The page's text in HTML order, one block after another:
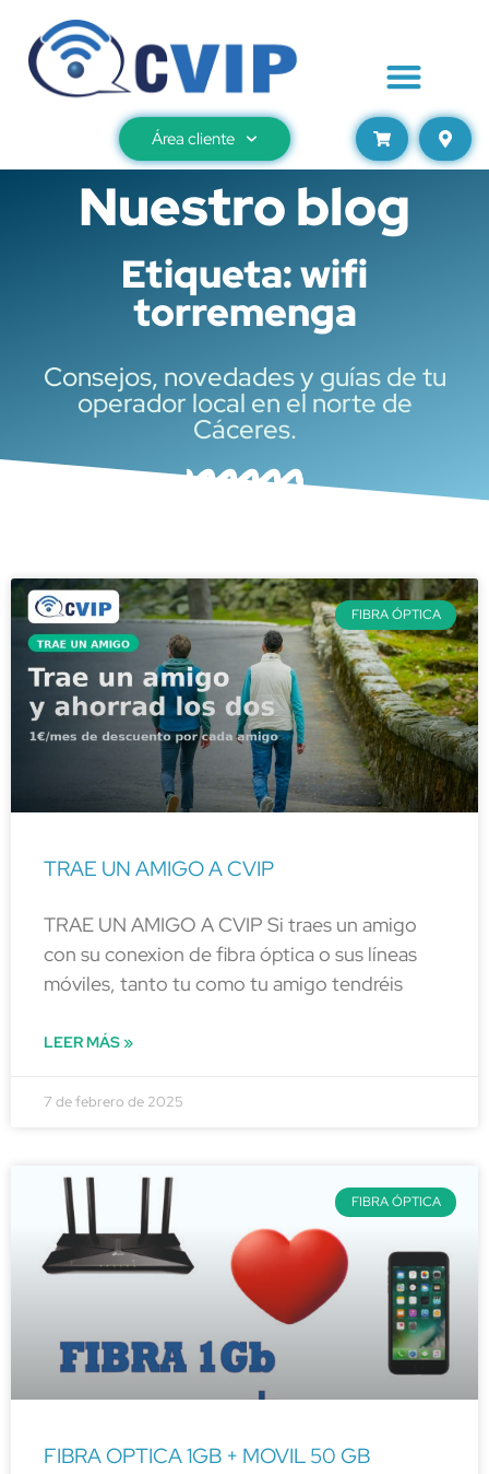
Área cliente
Nuestro blog
Etiqueta: wifi
torremenga
Consejos, novedades y guías de tu
operador local en el norte de
Cáceres.
FIBRA ÓPTICA
TRAE UN AMIGO A CVIP
TRAE UN AMIGO A CVIP Si traes un amigo
con su conexion de fibra óptica o sus líneas
móviles, tanto tu como tu amigo tendréis
LEER MÁS »
7 de febrero de 2025
FIBRA ÓPTICA
FIBRA OPTICA 1GB + MOVIL 50 GB